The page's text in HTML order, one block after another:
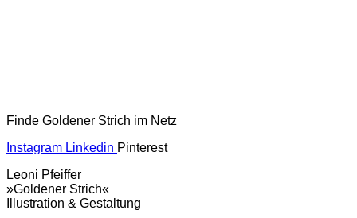
Finde Goldener Strich im Netz
Instagram Linkedin Pinterest
Leoni Pfeiffer
»Goldener Strich«
Illustration & Gestaltung